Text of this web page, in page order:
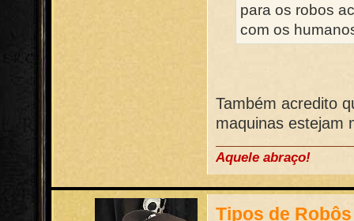
para os robos
com os
Também acredito
maquinas estejam
Aquele abraço!
Tipos de Robôs